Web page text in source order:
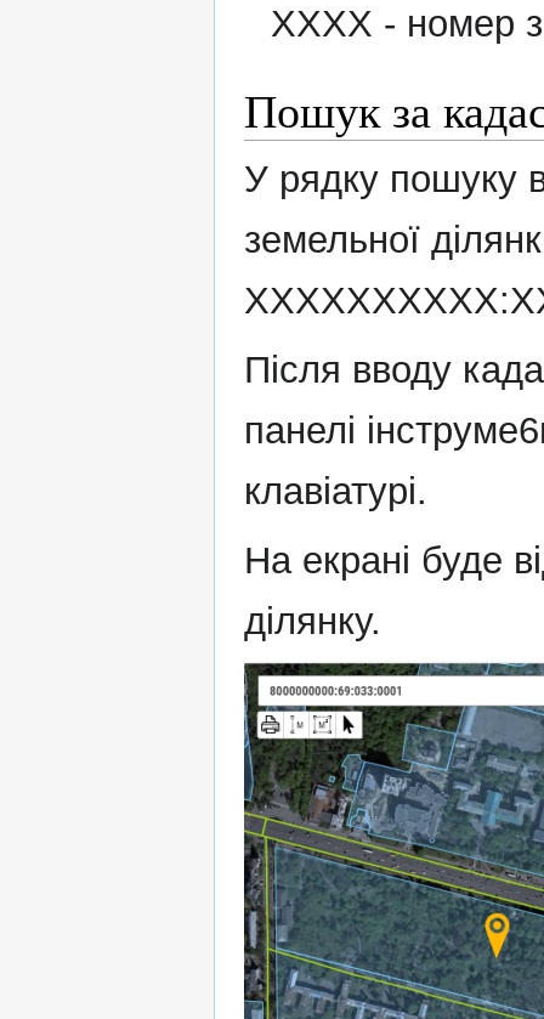
XXXX - номер
Пошук за
У рядку пошуку
земельної
Після вводу
панелі
клавіатурі.
На екрані буде
ділянку.